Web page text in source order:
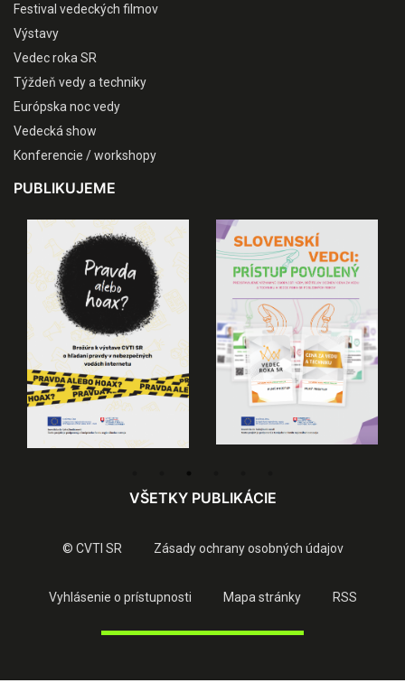
Festival vedeckých filmov
Výstavy
Vedec roka SR
Týždeň vedy a techniky
Európska noc vedy
Vedecká show
Konferencie / workshopy
PUBLIKUJEME
VŠETKY PUBLIKÁCIE
© CVTI SR Zásady ochrany osobných údajov
Vyhlásenie o prístupnosti Mapa stránky RSS